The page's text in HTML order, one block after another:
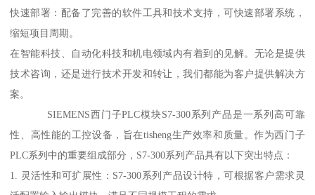
快速部署：配备了完善的软件工具和技术支持，可快速部署系统，
缩短项目周期。
在智能科技、自动化科技和机电领域内有着到的见解。无论是提供
技术咨询，还是进行技术开发和转让，我们都能为客户提供解决方
案。
SIEMENS西门子PLC模块S7-300系列产品是一系列高可靠
性、高性能的工控设备，旨在tisheng生产效率和质量。作为西门子
PLC系列中的重要组成部分，S7-300系列产品具有以下突出特点：
1. 灵活性和可扩展性：S7-300系列产品设计特，可根据客户需求灵